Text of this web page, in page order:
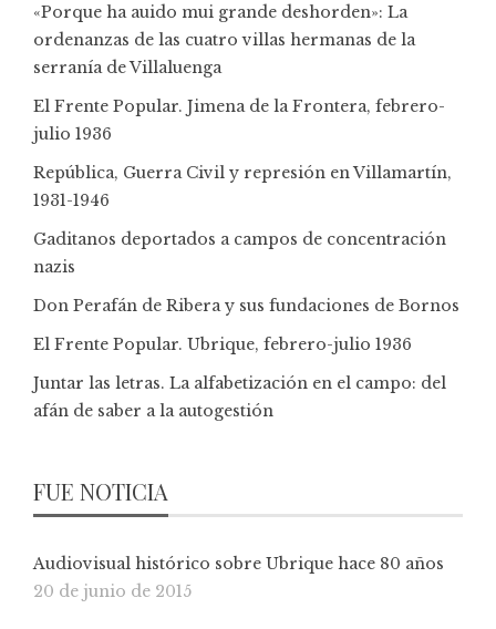
«Porque ha auido mui grande deshorden»: La
ordenanzas de las cuatro villas hermanas de la
serranía de Villaluenga
El Frente Popular. Jimena de la Frontera, febrero-
julio 1936
República, Guerra Civil y represión en Villamartín,
1931-1946
Gaditanos deportados a campos de concentración
nazis
Don Perafán de Ribera y sus fundaciones de Bornos
El Frente Popular. Ubrique, febrero-julio 1936
Juntar las letras. La alfabetización en el campo: del
afán de saber a la autogestión
FUE NOTICIA
Audiovisual histórico sobre Ubrique hace 80 años
20 de junio de 2015